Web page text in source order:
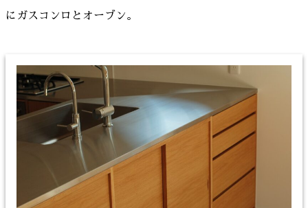
にガスコンロとオーブン。